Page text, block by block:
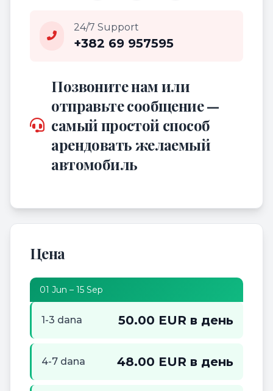
24/7 Support
+382 69 957595
Позвоните нам или
отправьте сообщение —
самый простой способ
арендовать желаемый
автомобиль
Цена
01 Jun – 15 Sep
1-3 dana 50.00 EUR в день
4-7 dana 48.00 EUR в день